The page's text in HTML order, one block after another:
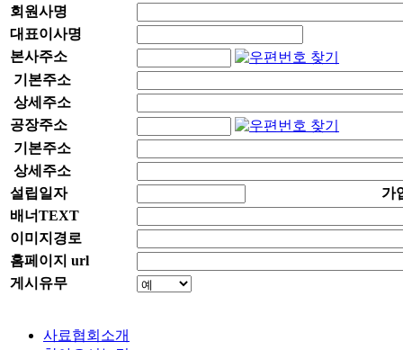
회원사명
대표이사명
본사주소
기본주소
상세주소
공장주소
기본주소
상세주소
설립일자
가
배너TEXT
이미지경로
홈페이지 url
게시유무
사료협회소개